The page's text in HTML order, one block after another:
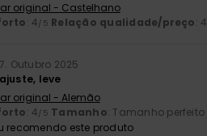
original - Castelhano
: 4/5 Relação qualidade/preço: 4
Outubro 2025
leve
original - Alemão
: 4/5 Tamanho: Tamanho perfeito
recomendo este produto